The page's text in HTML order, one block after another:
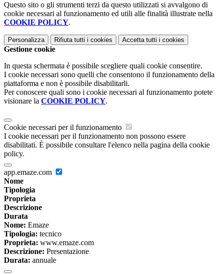
Questo sito o gli strumenti terzi da questo utilizzati si avvalgono di
cookie necessari al funzionamento ed utili alle finalità illustrate nella
COOKIE POLICY.
Personalizza Rifiuta tutti i cookies Accetta tutti i cookies
Gestione cookie
In questa schermata è possibile scegliere quali cookie consentire.
I cookie necessari sono quelli che consentono il funzionamento della
piattaforma e non è possibile disabilitarli.
Per conoscere quali sono i cookie necessari al funzionamento potete
visionare la COOKIE POLICY.
Cookie necessari per il funzionamento
I cookie necessari per il funzionamento non possono essere
disabilitati. È possibile consultare l'elenco nella pagina della cookie
policy.
app.emaze.com
Nome
Tipologia
Proprieta
Descrizione
Durata
Nome: Emaze
Tipologia: tecnico
Proprieta: www.emaze.com
Descrizione: Presentazione
Durata: annuale